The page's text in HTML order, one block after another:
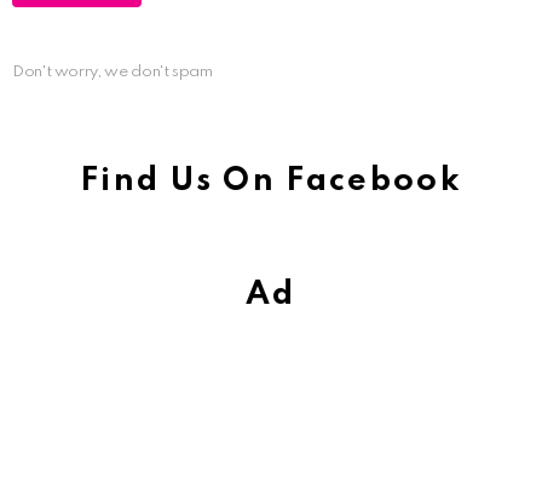
Don't worry, we don't spam
Find Us On Facebook
Ad